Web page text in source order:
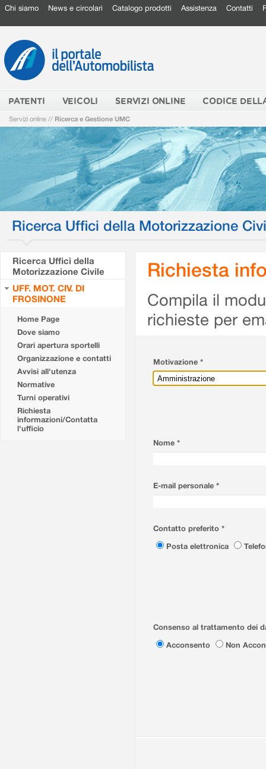
Chi siamo News e circolari Catalogo prodotti Assistenza Contatti
PATENTI VEICOLI SERVIZI ONLINE CODICE
Servizi online // Ricerca e Gestione UMC
Ricerca Uffici della Motorizzazione
Ricerca Uffici della
Motorizzazione Civile
UFF. MOT. CIV. DI
FROSINONE
Home Page
Dove siamo
Orari apertura sportelli
Organizzazione e contatti
Avvisi all'utenza
Normative
Turni operativi
Richiesta
informazioni/Contatta
l'ufficio
Richiesta
Compila il
richieste per
Motivazione *
Nome *
E-mail personale *
Contatto preferito *
Posta elettronica
Consenso al trattamento dei
Acconsento
Non